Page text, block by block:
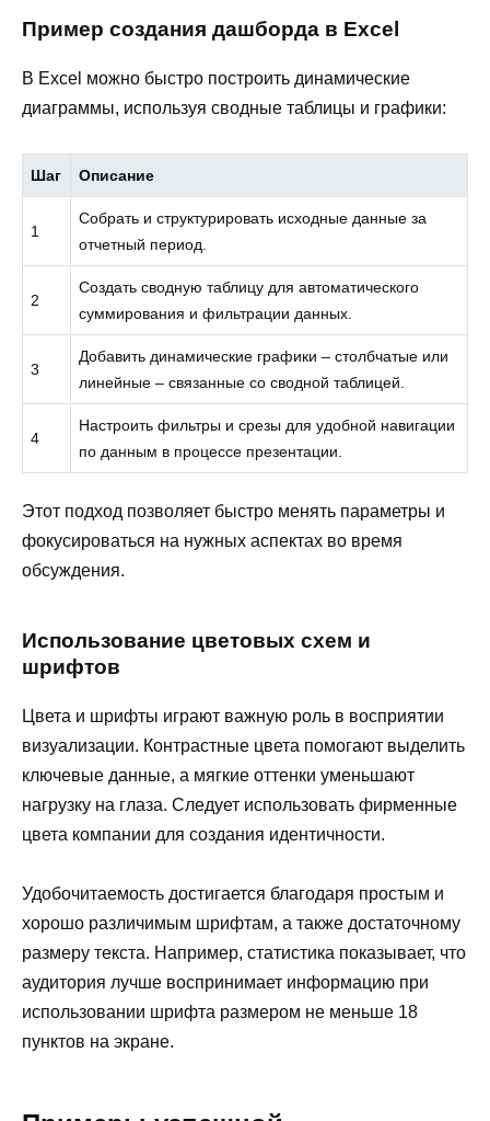
Пример создания дашборда в Excel
В Excel можно быстро построить динамические
диаграммы, используя сводные таблицы и графики:
Шаг Описание
1
Собрать и структурировать исходные данные за
отчетный период.
2
Создать сводную таблицу для автоматического
суммирования и фильтрации данных.
3
Добавить динамические графики – столбчатые или
линейные – связанные со сводной таблицей.
4
Настроить фильтры и срезы для удобной навигации
по данным в процессе презентации.
Этот подход позволяет быстро менять параметры и
фокусироваться на нужных аспектах во время
обсуждения.
Использование цветовых схем и
шрифтов
Цвета и шрифты играют важную роль в восприятии
визуализации. Контрастные цвета помогают выделить
ключевые данные, а мягкие оттенки уменьшают
нагрузку на глаза. Следует использовать фирменные
цвета компании для создания идентичности.
Удобочитаемость достигается благодаря простым и
хорошо различимым шрифтам, а также достаточному
размеру текста. Например, статистика показывает, что
аудитория лучше воспринимает информацию при
использовании шрифта размером не меньше 18
пунктов на экране.